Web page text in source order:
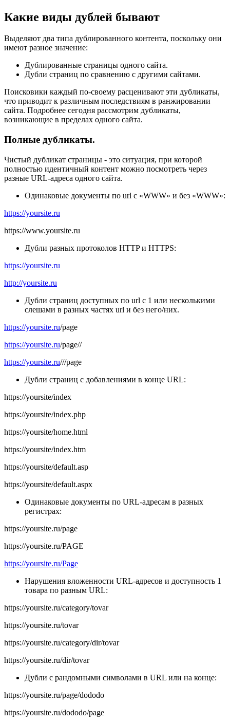
Какие виды дублей бывают
Выделяют два типа дублированного контента, поскольку они
имеют разное значение:
Дублированные страницы одного сайта.
Дубли страниц по сравнению с другими сайтами.
Поисковики каждый по-своему расценивают эти дубликаты,
что приводит к различным последствиям в ранжировании
сайта. Подробнее сегодня рассмотрим дубликаты,
возникающие в пределах одного сайта.
Полные дубликаты.
Чистый дубликат страницы - это ситуация, при которой
полностью идентичный контент можно посмотреть через
разные URL-адреса одного сайта.
Одинаковые документы по url с «WWW» и без «WWW»:
https://yoursite.ru
https://www.yoursite.ru
Дубли разных протоколов HTTP и HTTPS:
https://yoursite.ru
http://yoursite.ru
Дубли страниц доступных по url с 1 или несколькими
слешами в разных частях url и без него/них.
https://yoursite.ru/page
https://yoursite.ru/page//
https://yoursite.ru///page
Дубли страниц с добавлениями в конце URL:
https://yoursite/index
https://yoursite/index.php
https://yoursite/home.html
https://yoursite/index.htm
https://yoursite/default.asp
https://yoursite/default.aspx
Одинаковые документы по URL-адресам в разных
регистрах:
https://yoursite.ru/page
https://yoursite.ru/PAGE
https://yoursite.ru/Page
Нарушения вложенности URL-адресов и доступность 1
товара по разным URL:
https://yoursite.ru/category/tovar
https://yoursite.ru/tovar
https://yoursite.ru/category/dir/tovar
https://yoursite.ru/dir/tovar
Дубли с рандомными символами в URL или на конце:
https://yoursite.ru/page/dododo
https://yoursite.ru/dododo/page